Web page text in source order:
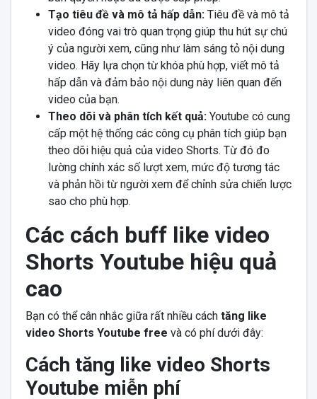
Tạo tiêu đề và mô tả hấp dẫn:Tiêu đề và mô tả
video đóng vai trò quan trọng giúp thu hút sự chú
ý của người xem, cũng như làm sáng tỏ nội dung
video. Hãy lựa chọn từ khóa phù hợp, viết mô tả
hấp dẫn và đảm bảo nội dung này liên quan đến
video của bạn.
Theo dõi và phân tích kết quả: Youtube có cung
cấp một hệ thống các công cụ phân tích giúp bạn
theo dõi hiệu quả của video Shorts. Từ đó đo
lường chính xác số lượt xem, mức độ tương tác
và phản hồi từ người xem để chỉnh sửa chiến lược
sao cho phù hợp.
Các cách buff like video
Shorts Youtube hiệu quả
cao
Bạn có thể cân nhắc giữa rất nhiều cách tăng like
video Shorts Youtube free và có phí dưới đây:
Cách tăng like video Shorts
Youtube miễn phí